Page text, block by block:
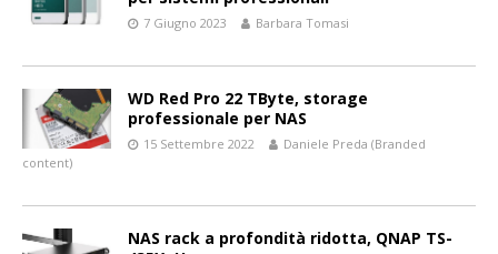
7 Giugno 2023 Barbara Tomasi
WD Red Pro 22 TByte, storage
professionale per NAS
15 Settembre 2022
Daniele Preda (Branded
content)
NAS rack a profondità ridotta, QNAP TS-